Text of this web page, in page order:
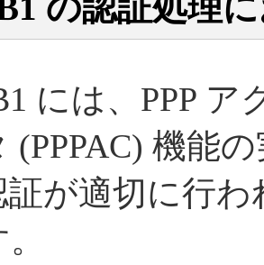
の認証処理
には、PPP
(PPPAC) 機能
証が適切に行